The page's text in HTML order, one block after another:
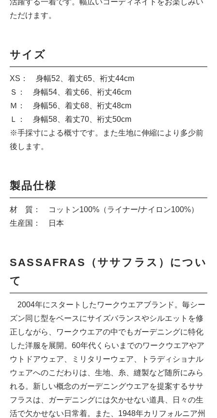
活躍する一着です。幅広いコーディネイトをお楽しみい
ただけます。
サイズ
XS： 身幅52、着丈65、裄丈44cm
Ｓ： 身幅54、着丈66、裄丈46cm
Ｍ： 身幅56、着丈68、裄丈48cm
Ｌ： 身幅58、着丈70、裄丈50cm
※手採寸による概寸です。また生地に伸縮により多少前
後します。
製品仕様
材 質： コットン100%（ライナー/ナイロン100%）
生産国： 日本
SASSAFRAS（ササフラス）につい
て
2004年にスタートしたワークウエアブランド。毎シー
ズン同じ型をベースにサイズバランスやシルエットを修
正しながら、ワークウエアの中でもガーデニングに特化
した洋服を展開。60年代くらいまでのワークウエアやア
ウトドアウェア、ミリタリーウェア、トラディショナル
ウェアへのこだわりは、生地、糸、縫製など随所にみら
れる。新しい概念のガーデニングウエアを提案するササ
フラスは、ガーデニングには欠かせない道具、日々の生
活で欠かせない日常着。また、1948年カリフォルニア州